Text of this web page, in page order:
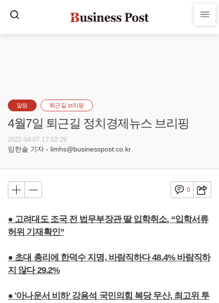
알림 퇴근길 브리핑
4월7일 퇴근길 정치경제뉴스 브리핑
2022-04-07 17:52:29
임한솔 기자 - limhs@businesspost.co.kr
0
● 고려대도 조국 전 법무부장관 딸 입학취소, “입학서류
허위 기재확인”
● 초대 총리에 한덕수 지명, 바람직하다 48.4% 바람직하
지 않다 29.2%
● '아나운서 비하' 강용석 국민의힘 복당 무산, 최고위 투